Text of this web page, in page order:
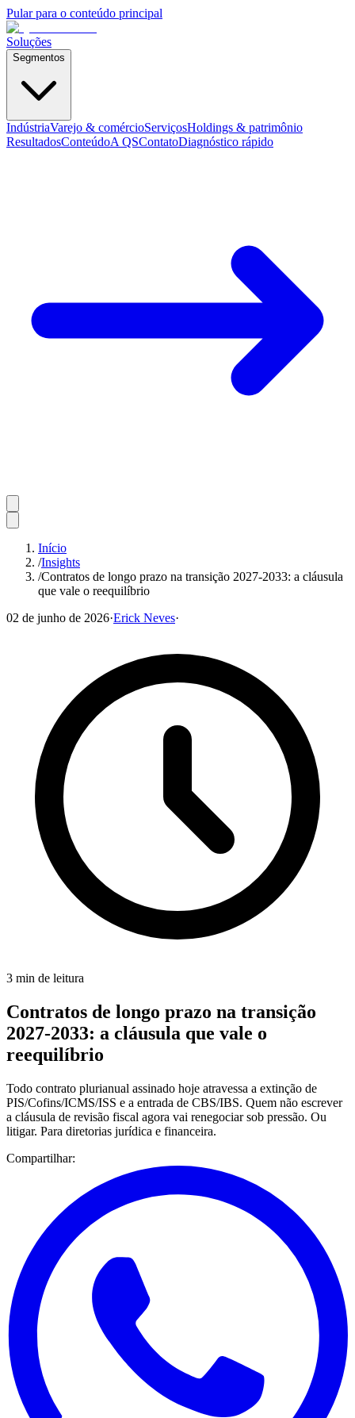
Pular para o conteúdo principal
Soluções
Segmentos
IndústriaVarejo & comércioServiçosHoldings & patrimônio
ResultadosConteúdoA QSContatoDiagnóstico rápido
Início
/Insights
/Contratos de longo prazo na transição 2027-2033: a cláusula
que vale o reequilíbrio
02 de junho de 2026·Erick Neves·
3 min de leitura
Contratos de longo prazo na transição
2027-2033: a cláusula que vale o
reequilíbrio
Todo contrato plurianual assinado hoje atravessa a extinção de
PIS/Cofins/ICMS/ISS e a entrada de CBS/IBS. Quem não escrever
a cláusula de revisão fiscal agora vai renegociar sob pressão. Ou
litigar. Para diretorias jurídica e financeira.
Compartilhar: